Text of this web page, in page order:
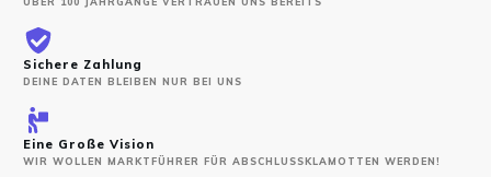
Sichere Zahlung
DEINE DATEN BLEIBEN NUR BEI UNS
Eine Große Vision
WIR WOLLEN MARKTFÜHRER FÜR ABSCHLUSSKLAMOTTEN WERDEN!